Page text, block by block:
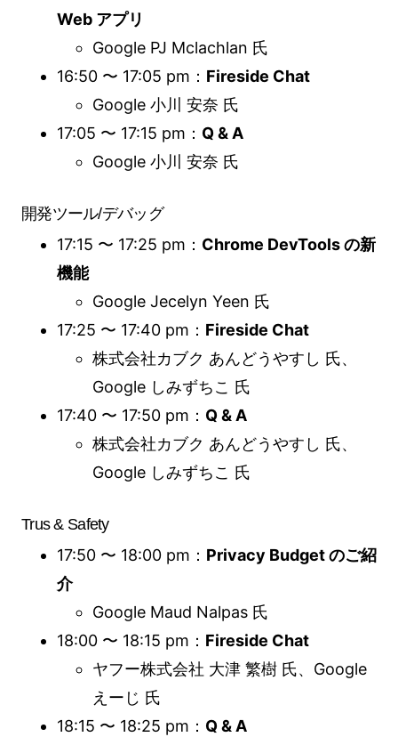
Web アプリ
Google PJ Mclachlan 氏
16:50 〜 17:05 pm： Fireside Chat
Google 小川 安奈 氏
17:05 〜 17:15 pm： Q & A
Google 小川 安奈 氏
開発ツール/デバッグ
17:15 〜 17:25 pm： Chrome DevTools の新
機能
Google Jecelyn Yeen 氏
17:25 〜 17:40 pm： Fireside Chat
株式会社カブク あんどうやすし 氏、
Google しみずちこ 氏
17:40 〜 17:50 pm： Q & A
株式会社カブク あんどうやすし 氏、
Google しみずちこ 氏
Trus & Safety
17:50 〜 18:00 pm： Privacy Budget のご紹
介
Google Maud Nalpas 氏
18:00 〜 18:15 pm： Fireside Chat
ヤフー株式会社 大津 繁樹 氏、Google
えーじ 氏
18:15 〜 18:25 pm： Q & A